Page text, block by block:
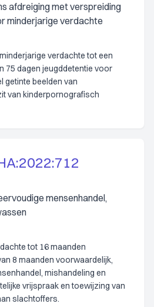
afdreiging met verspreiding
minderjarige verdachte
verdachte tot een
75 dagen jeugddetentie voor
getinte beelden van
van kinderpornografisch
mensenhandel,
tot 16 maanden
8 maanden voorwaardelijk,
mishandeling en
vrijspraak en toewijzing van
slachtoffers.